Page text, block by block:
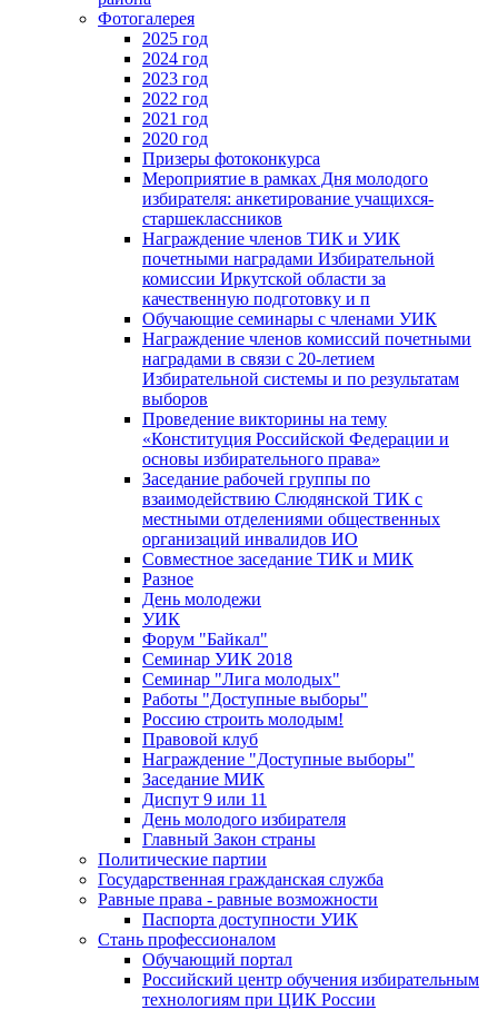
Фотогалерея
2025 год
2024 год
2023 год
2022 год
2021 год
2020 год
Призеры фотоконкурса
Мероприятие в рамках Дня молодого
избирателя: анкетирование учащихся-
старшеклассников
Награждение членов ТИК и УИК
почетными наградами Избирательной
комиссии Иркутской области за
качественную подготовку и п
Обучающие семинары с членами УИК
Награждение членов комиссий почетными
наградами в связи с 20-летием
Избирательной системы и по результатам
выборов
Проведение викторины на тему
«Конституция Российской Федерации и
основы избирательного права»
Заседание рабочей группы по
взаимодействию Слюдянской ТИК с
местными отделениями общественных
организаций инвалидов ИО
Совместное заседание ТИК и МИК
Разное
День молодежи
УИК
Форум "Байкал"
Семинар УИК 2018
Семинар "Лига молодых"
Работы "Доступные выборы"
Россию строить молодым!
Правовой клуб
Награждение "Доступные выборы"
Заседание МИК
Диспут 9 или 11
День молодого избирателя
Главный Закон страны
Политические партии
Государственная гражданская служба
Равные права - равные возможности
Паспорта доступности УИК
Стань профессионалом
Обучающий портал
Российский центр обучения избирательным
технологиям при ЦИК России